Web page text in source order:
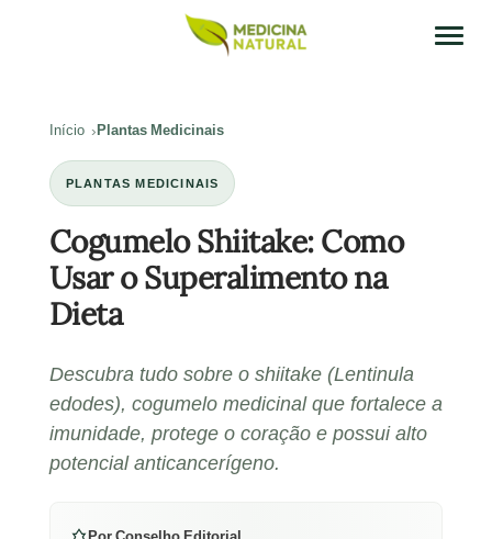
Início Plantas Medicinais
PLANTAS MEDICINAIS
Cogumelo Shiitake: Como
Usar o Superalimento na
Dieta
Descubra tudo sobre o shiitake (Lentinula
edodes), cogumelo medicinal que fortalece a
imunidade, protege o coração e possui alto
potencial anticancerígeno.